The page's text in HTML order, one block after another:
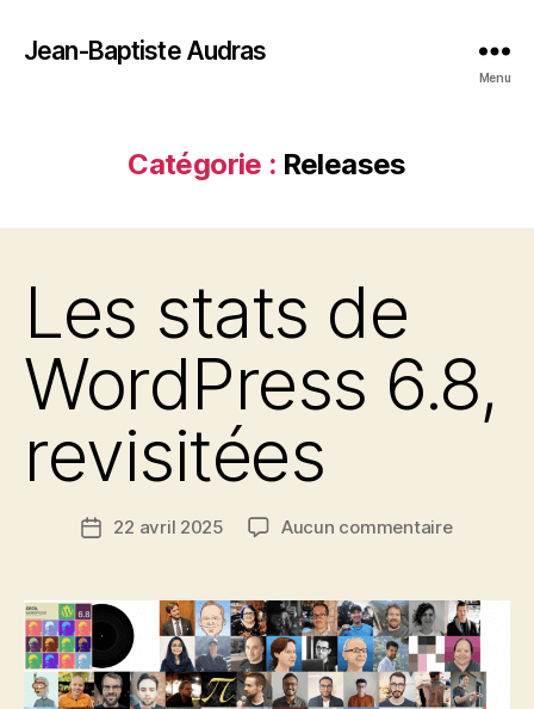
Jean-Baptiste Audras
Menu
Catégorie : Releases
Les stats de
WordPress 6.8,
revisitées
Date22 avril 2025 Aucun commentairesur
de
revisitées